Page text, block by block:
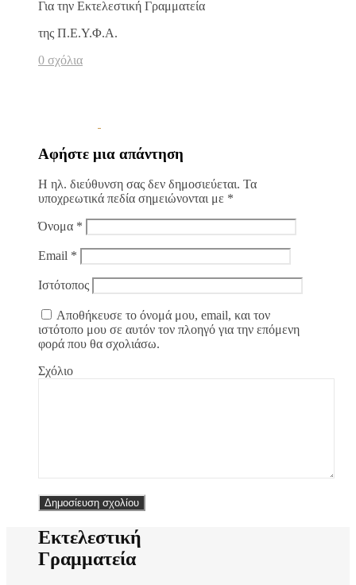
Για την Εκτελεστική Γραμματεία
της Π.Ε.Υ.Φ.Α.
0 σχόλια
Αφήστε μια απάντηση
Η ηλ. διεύθυνση σας δεν δημοσιεύεται. Τα
υποχρεωτικά πεδία σημειώνονται με *
Όνομα *
Email *
Ιστότοπος
Αποθήκευσε το όνομά μου, email, και τον
ιστότοπο μου σε αυτόν τον πλοηγό για την επόμενη
φορά που θα σχολιάσω.
Σχόλιο
Εκτελεστική
Γραμματεία